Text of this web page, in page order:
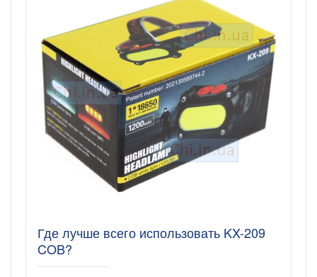
Где лучше всего использовать KX-209
COB?